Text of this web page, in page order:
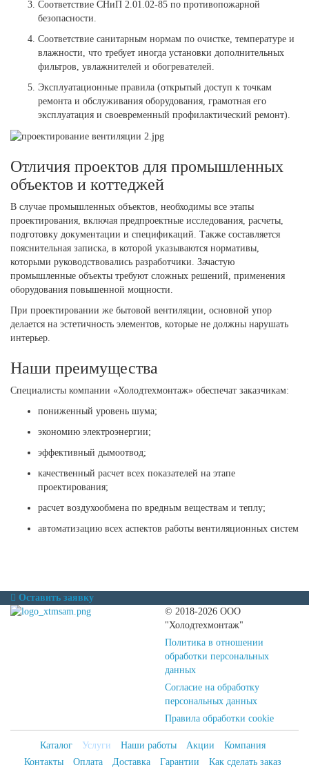
Соответствие СНиП 2.01.02-85 по противопожарной
безопасности.
Соответствие санитарным нормам по очистке, температуре и
влажности, что требует иногда установки дополнительных
фильтров, увлажнителей и обогревателей.
Эксплуатационные правила (открытый доступ к точкам
ремонта и обслуживания оборудования, грамотная его
эксплуатация и своевременный профилактический ремонт).
Отличия проектов для промышленных
объектов и коттеджей
В случае промышленных объектов, необходимы все этапы
проектирования, включая предпроектные исследования, расчеты,
подготовку документации и спецификаций. Также составляется
пояснительная записка, в которой указываются нормативы,
которыми руководствовались разработчики. Зачастую
промышленные объекты требуют сложных решений, применения
оборудования повышенной мощности.
При проектировании же бытовой вентиляции, основной упор
делается на эстетичность элементов, которые не должны нарушать
интерьер.
Наши преимущества
Специалисты компании «Холодтехмонтаж» обеспечат заказчикам:
пониженный уровень шума;
экономию электроэнергии;
эффективный дымоотвод;
качественный расчет всех показателей на этапе
проектирования;
расчет воздухообмена по вредным веществам и теплу;
автоматизацию всех аспектов работы вентиляционных систем
Оставить заявку
© 2018-2026 ООО
"Холодтехмонтаж"
Политика в отношении
обработки персональных
данных
Согласие на обработку
персональных данных
Правила обработки cookie
Каталог Услуги Наши работы Акции
Компания
Контакты
Оплата Доставка Гарантии Как сделать заказ